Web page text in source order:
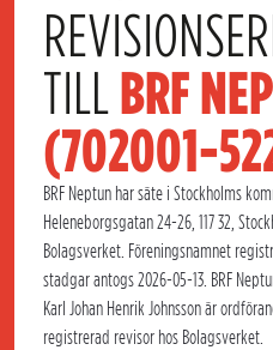
TILL BRF
(702001-
BRF Neptun har säte i Stockholms
Heleneborgsgatan 24-26, 117 32,
Bolagsverket. Föreningsnamnet
stadgar antogs 2026-05-13. BRF
Karl Johan Henrik Johnsson är
registrerad revisor hos Bolagsverket.